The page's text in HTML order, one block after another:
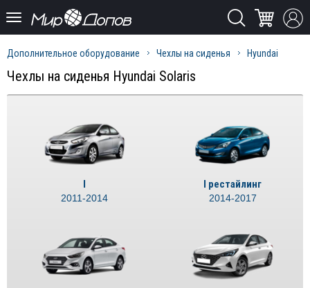
Дополнительное оборудование Чехлы на сиденья Hyundai
Чехлы на сиденья Hyundai Solaris
I
2011-2014
I рестайлинг
2014-2017